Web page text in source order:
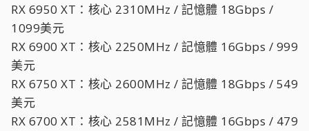
RX 6950 XT：核心 2310MHz / 記憶體 18Gbps /
1099美元
RX 6900 XT：核心 2250MHz / 記憶體 16Gbps / 999
美元
RX 6750 XT：核心 2600MHz / 記憶體 18Gbps / 549
美元
RX 6700 XT：核心 2581MHz / 記憶體 16Gbps / 479